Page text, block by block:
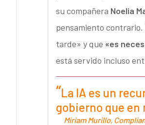
su compañera Noelia
pensamiento
tarde» y que «es
está servido incluso
La IA es un
gobierno que en
Miriam Murillo,